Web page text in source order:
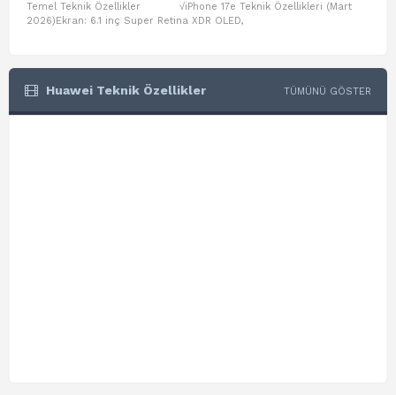
Temel Teknik Özellikler √iPhone 17e Teknik Özellikleri (Mart
2026)Ekran: 6.1 inç Super Retina XDR OLED,
Huawei Teknik Özellikler TÜMÜNÜ GÖSTER